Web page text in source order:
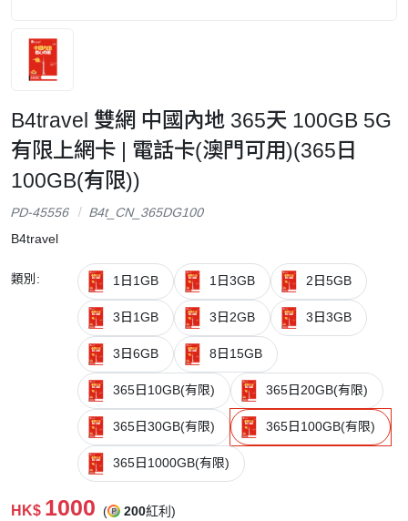
B4travel 雙網 中國內地 365天 100GB 5G
有限上網卡 | 電話卡(澳門可用)(365日
100GB(有限))
PD-45556
B4t_CN_365DG100
B4travel
類別: 1日1GB 1日3GB 2日5GB
3日1GB 3日2GB 3日3GB
3日6GB 8日15GB
365日10GB(有限) 365日20GB(有限)
365日30GB(有限) 365日100GB(有限)
365日1000GB(有限)
HK$ 1000 ( 200紅利)